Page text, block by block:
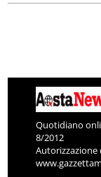
Quotidiano
8/2012
Autorizzazione